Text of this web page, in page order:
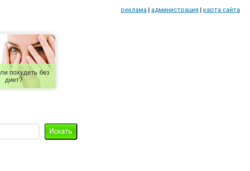
реклама | администрация | карта сайта
похудеть без
диет?